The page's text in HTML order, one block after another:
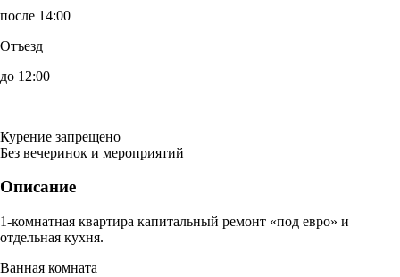
после 14:00
Отъезд
до 12:00
Курение запрещено
Без вечеринок и мероприятий
Описание
1-комнатная квартира капитальный ремонт «под евро» и
отдельная кухня.
Ванная комната